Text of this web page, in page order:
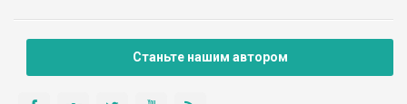
Станьте нашим автором